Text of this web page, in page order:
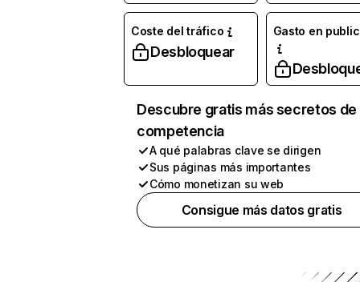
Coste del tráfico
Desbloquear
Gasto en
Descubre gratis más secretos de
competencia
A qué palabras clave se dirigen
Sus páginas más importantes
Cómo monetizan su web
Consigue más datos gratis